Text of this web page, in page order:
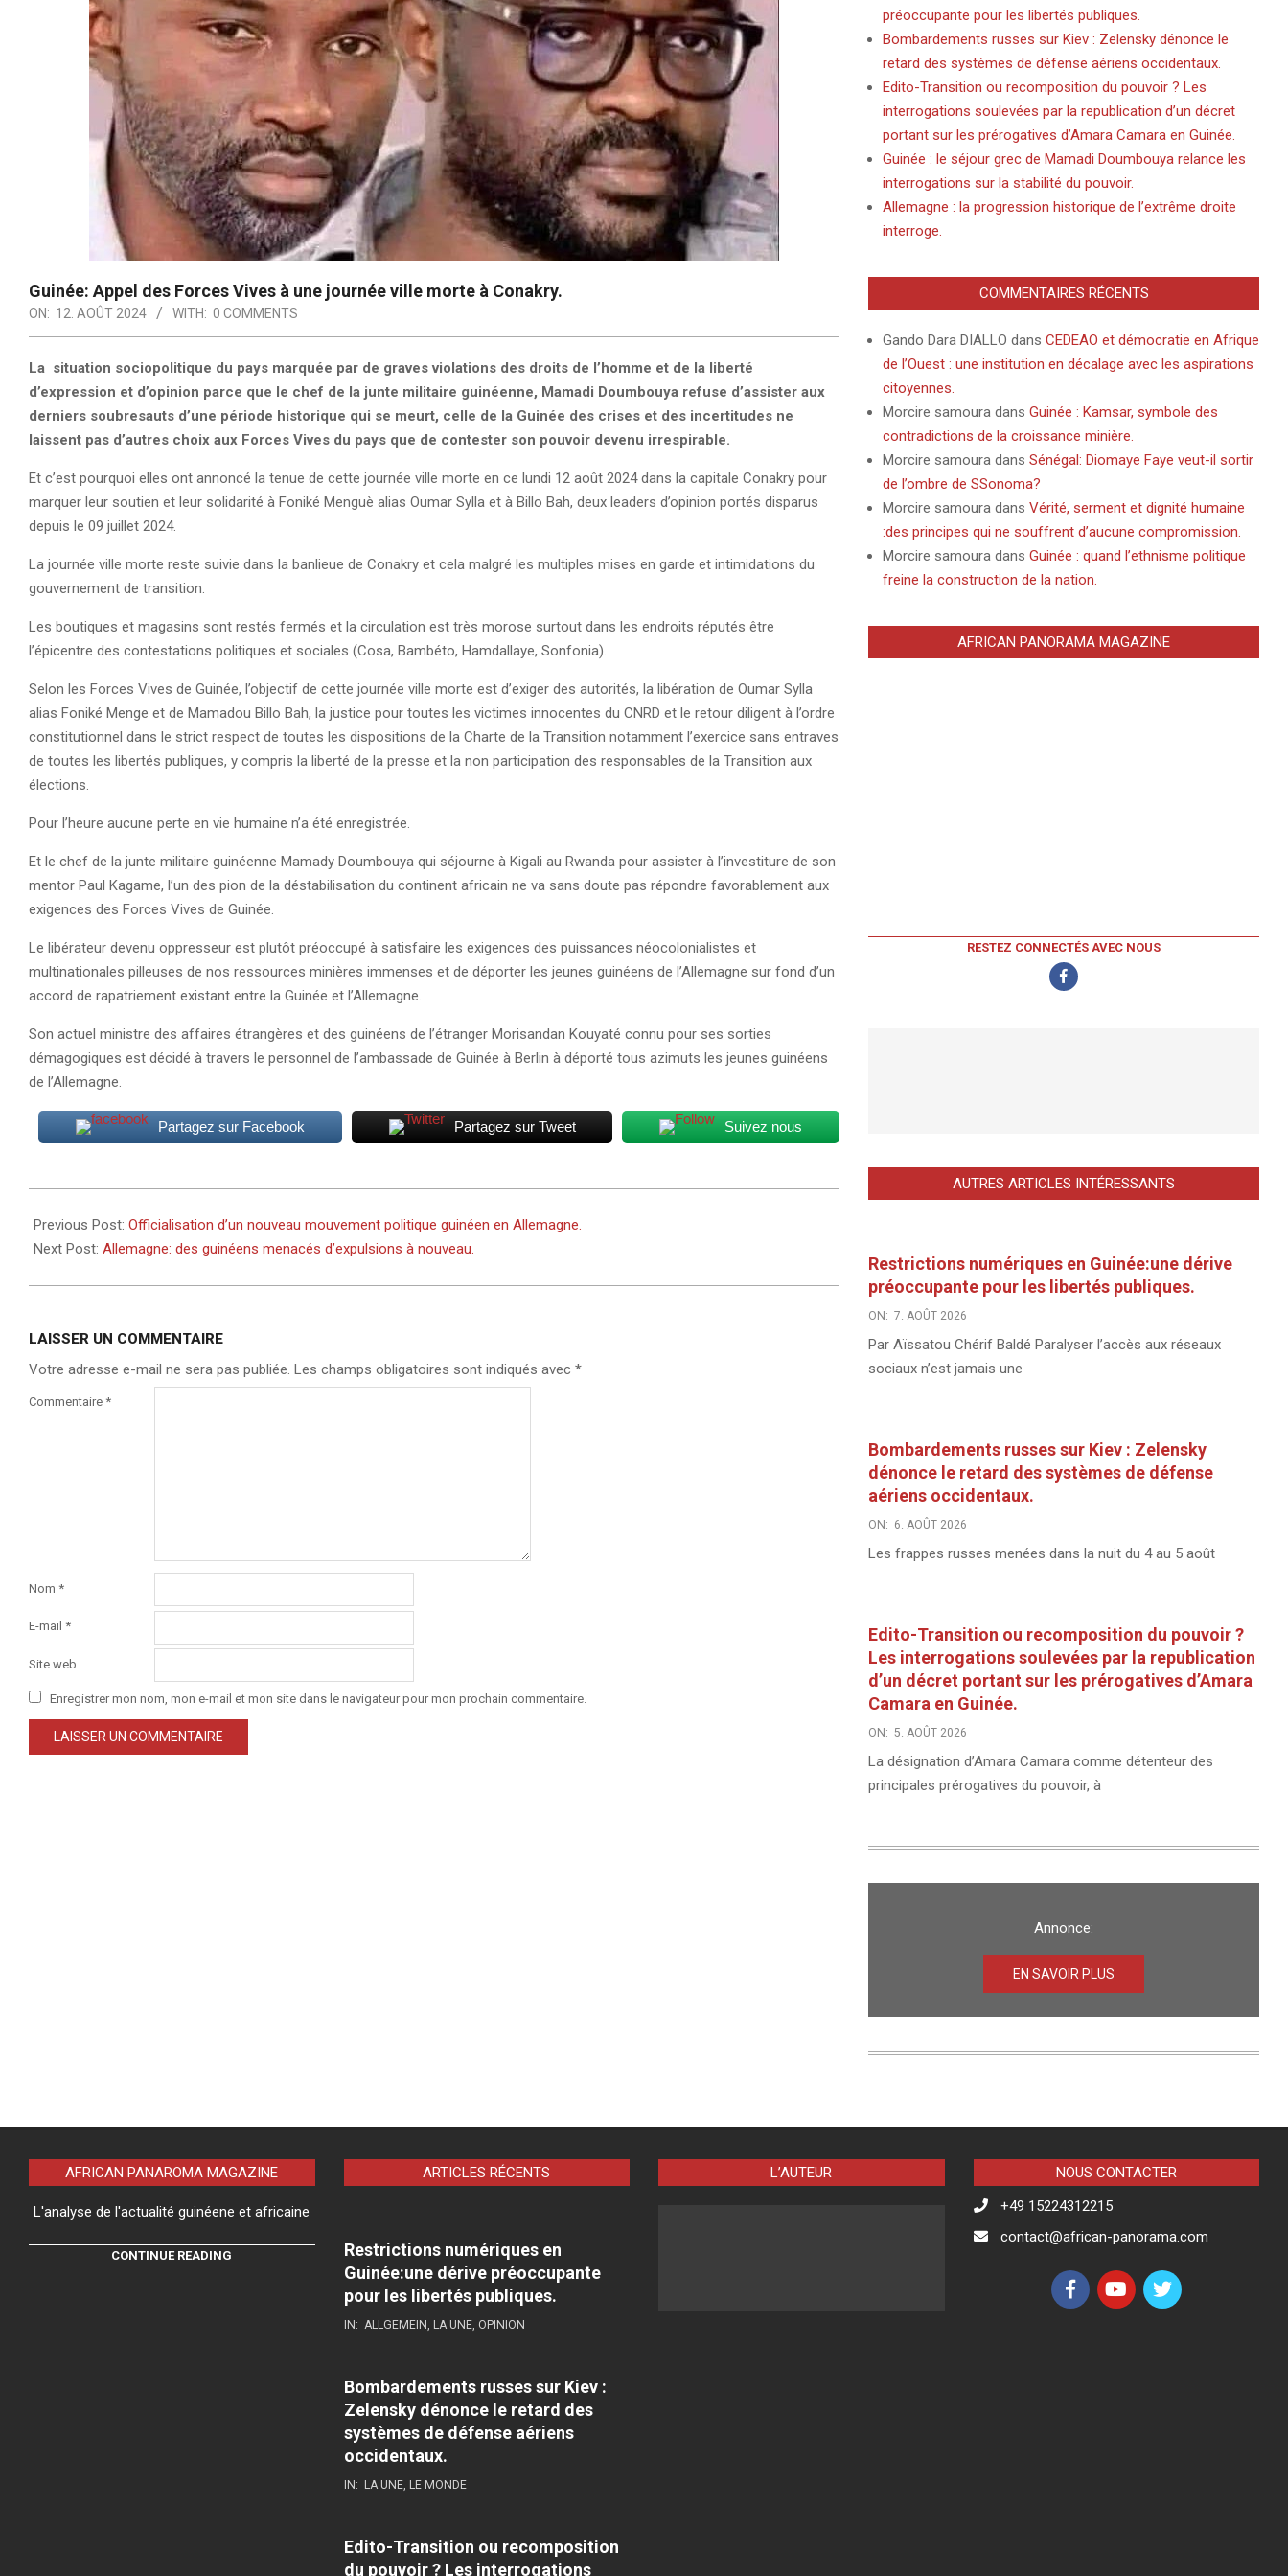
Guinée: Appel des Forces Vives à une journée ville morte à Conakry.
ON: 12. AOÛT 2024 WITH: 0 COMMENTS
La situation sociopolitique du pays marquée par de graves violations des droits de l’homme et de la liberté
d’expression et d’opinion parce que le chef de la junte militaire guinéenne, Mamadi Doumbouya refuse d’assister aux
derniers soubresauts d’une période historique qui se meurt, celle de la Guinée des crises et des incertitudes ne
laissent pas d’autres choix aux Forces Vives du pays que de contester son pouvoir devenu irrespirable.
Et c’est pourquoi elles ont annoncé la tenue de cette journée ville morte en ce lundi 12 août 2024 dans la capitale Conakry pour
marquer leur soutien et leur solidarité à Foniké Menguè alias Oumar Sylla et à Billo Bah, deux leaders d’opinion portés disparus
depuis le 09 juillet 2024.
La journée ville morte reste suivie dans la banlieue de Conakry et cela malgré les multiples mises en garde et intimidations du
gouvernement de transition.
Les boutiques et magasins sont restés fermés et la circulation est très morose surtout dans les endroits réputés être
l’épicentre des contestations politiques et sociales (Cosa, Bambéto, Hamdallaye, Sonfonia).
Selon les Forces Vives de Guinée, l’objectif de cette journée ville morte est d’exiger des autorités, la libération de Oumar Sylla
alias Foniké Menge et de Mamadou Billo Bah, la justice pour toutes les victimes innocentes du CNRD et le retour diligent à l’ordre
constitutionnel dans le strict respect de toutes les dispositions de la Charte de la Transition notamment l’exercice sans entraves
de toutes les libertés publiques, y compris la liberté de la presse et la non participation des responsables de la Transition aux
élections.
Pour l’heure aucune perte en vie humaine n’a été enregistrée.
Et le chef de la junte militaire guinéenne Mamady Doumbouya qui séjourne à Kigali au Rwanda pour assister à l’investiture de son
mentor Paul Kagame, l’un des pion de la déstabilisation du continent africain ne va sans doute pas répondre favorablement aux
exigences des Forces Vives de Guinée.
Le libérateur devenu oppresseur est plutôt préoccupé à satisfaire les exigences des puissances néocolonialistes et
multinationales pilleuses de nos ressources minières immenses et de déporter les jeunes guinéens de l’Allemagne sur fond d’un
accord de rapatriement existant entre la Guinée et l’Allemagne.
Son actuel ministre des affaires étrangères et des guinéens de l’étranger Morisandan Kouyaté connu pour ses sorties
démagogiques est décidé à travers le personnel de l’ambassade de Guinée à Berlin à déporté tous azimuts les jeunes guinéens
de l’Allemagne.
Partagez sur Facebook Partagez sur Tweet Suivez nous
08-
12
Previous Post: Officialisation d’un nouveau mouvement politique guinéen en Allemagne.
Next Post: Allemagne: des guinéens menacés d’expulsions à nouveau.
LAISSER UN COMMENTAIRE
Votre adresse e-mail ne sera pas publiée. Les champs obligatoires sont indiqués avec *
Commentaire *
Nom *
E-mail *
Site web
Enregistrer mon nom, mon e-mail et mon site dans le navigateur pour mon prochain commentaire.
préoccupante pour les libertés publiques.
Bombardements russes sur Kiev : Zelensky dénonce le
retard des systèmes de défense aériens occidentaux.
Edito-Transition ou recomposition du pouvoir ? Les
interrogations soulevées par la republication d’un décret
portant sur les prérogatives d’Amara Camara en Guinée.
Guinée : le séjour grec de Mamadi Doumbouya relance les
interrogations sur la stabilité du pouvoir.
Allemagne : la progression historique de l’extrême droite
interroge.
COMMENTAIRES RÉCENTS
Gando Dara DIALLO dans CEDEAO et démocratie en Afrique
de l’Ouest : une institution en décalage avec les aspirations
citoyennes.
Morcire samoura dans Guinée : Kamsar, symbole des
contradictions de la croissance minière.
Morcire samoura dans Sénégal: Diomaye Faye veut-il sortir
de l’ombre de SSonoma?
Morcire samoura dans Vérité, serment et dignité humaine
:des principes qui ne souffrent d’aucune compromission.
Morcire samoura dans Guinée : quand l’ethnisme politique
freine la construction de la nation.
AFRICAN PANORAMA MAGAZINE
RESTEZ CONNECTÉS AVEC NOUS
AUTRES ARTICLES INTÉRESSANTS
Restrictions numériques en Guinée:une dérive
préoccupante pour les libertés publiques.
ON: 7. AOÛT 2026
Par Aïssatou Chérif Baldé Paralyser l’accès aux réseaux
sociaux n’est jamais une
Bombardements russes sur Kiev : Zelensky
dénonce le retard des systèmes de défense
aériens occidentaux.
ON: 6. AOÛT 2026
Les frappes russes menées dans la nuit du 4 au 5 août
Edito-Transition ou recomposition du pouvoir ?
Les interrogations soulevées par la republication
d’un décret portant sur les prérogatives d’Amara
Camara en Guinée.
ON: 5. AOÛT 2026
La désignation d’Amara Camara comme détenteur des
principales prérogatives du pouvoir, à
Annonce:
EN SAVOIR PLUS
AFRICAN PANAROMA MAGAZINE
L'analyse de l'actualité guinéene et africaine
CONTINUE READING
ARTICLES RÉCENTS
Restrictions numériques en
Guinée:une dérive préoccupante
pour les libertés publiques.
IN: ALLGEMEIN LA UNE, OPINION
Bombardements russes sur Kiev :
Zelensky dénonce le retard des
systèmes de défense aériens
occidentaux.
IN: LA UNE, LE MONDE
Edito-Transition ou recomposition
du pouvoir ? Les interrogations
L’AUTEUR
NOUS CONTACTER
+49 15224312215
contact@african-panorama.com